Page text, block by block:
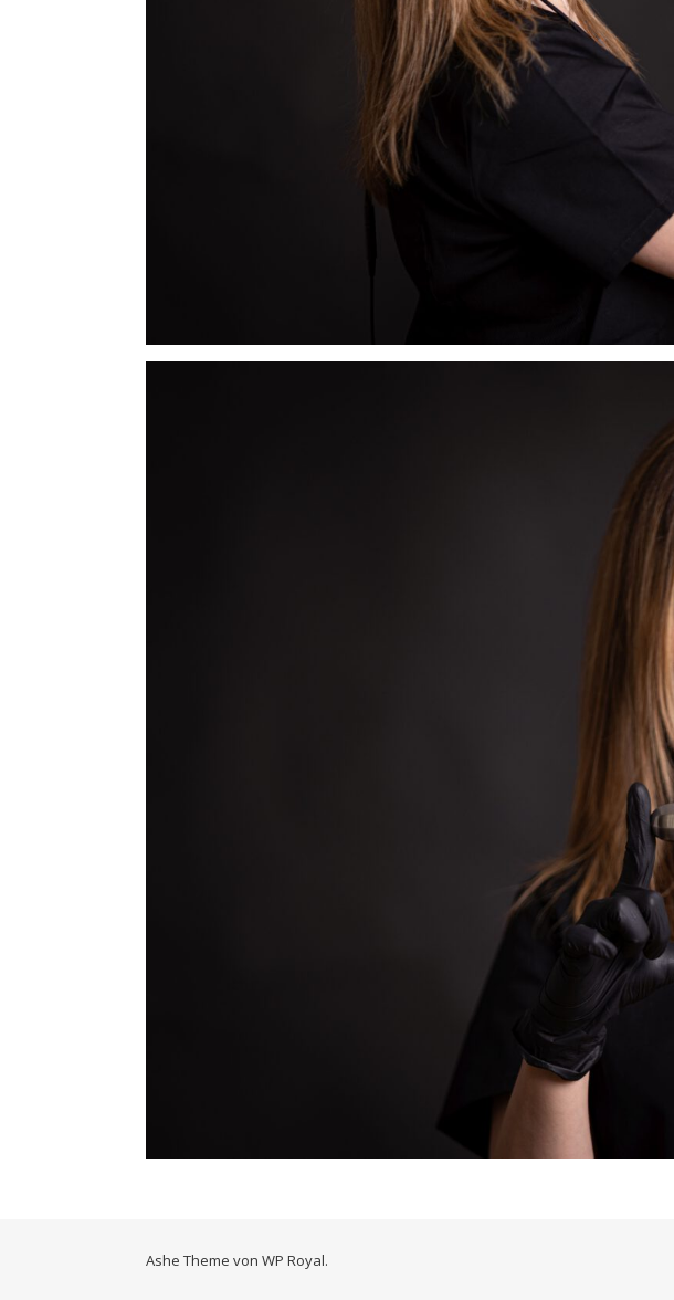
Ashe Theme von WP Royal.